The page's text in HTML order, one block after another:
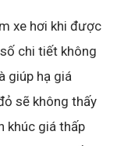
xe hơi khi được
chi tiết không
giúp hạ giá
sẽ không thấy
khúc giá thấp